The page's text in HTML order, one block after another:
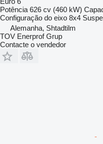
Potência 626 cv (460 kW)
Configuração do eixo 8x4
Alemanha, Shtadtilm
TOV Enerprof Grup
Contacte o vendedor